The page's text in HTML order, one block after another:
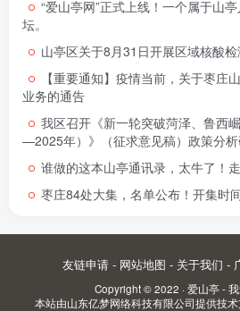
“爱山亭网”正式上线！一个属于山
坛。
山亭区关于8月31日开展区域核酸
【重要通知】疫情当前，关于枣庄
业务的通告
我区召开《新一轮突破菏泽、鲁西
—2025年）》（征求意见稿）政策分
谁做的这本山亭通讯录，太牛了！
枣庄84处大集，名单公布！开集时
友链申请 - 网站地图 - 关于我们 -
Copyright © 2022 · 爱山亭 -
本站由山东亿梦网络科技有限公司提供技